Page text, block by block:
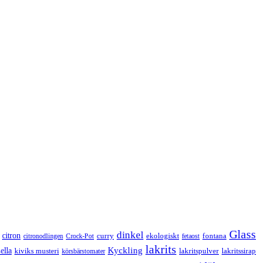
citron citronodlingen Crock-Pot curry dinkel ekologiskt fetaost fontana Glass
kiviks musteri körsbärstomater Kyckling lakrits lakritspulver lakritssirap